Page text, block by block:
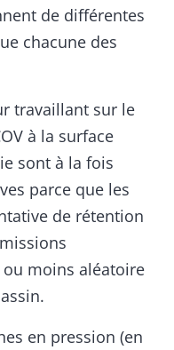
de différentes
chacune des
travaillant sur le
à la surface
sont à la fois
parce que les
de rétention
moins aléatoire
en pression (en